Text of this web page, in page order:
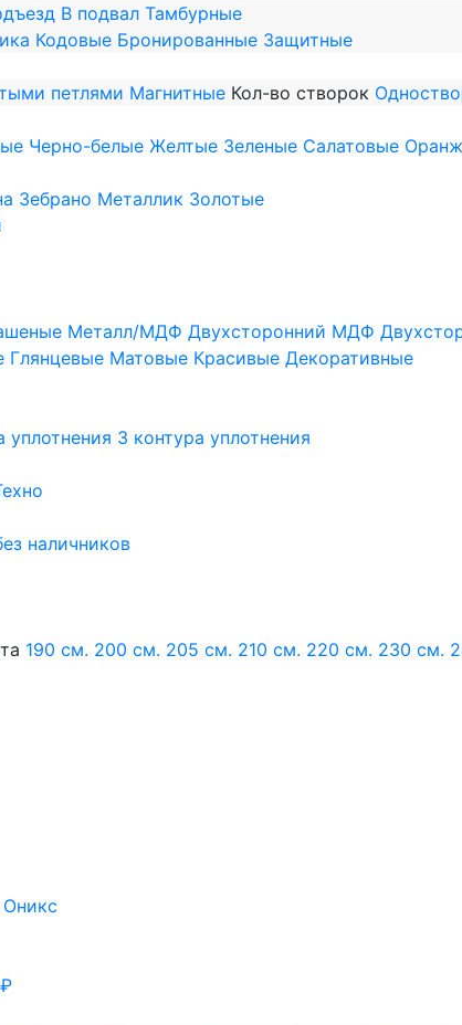
В подвал Тамбурные
Кодовые Бронированные Защитные
петлями Магнитные Кол-во створок
Черно-белые Желтые Зеленые Салатовые
Зебрано Металлик Золотые
Металл/МДФ Двухсторонний МДФ
Глянцевые Матовые Красивые Декоративные
уплотнения 3 контура уплотнения
наличников
190 см. 200 см. 205 см. 210 см. 220 см. 230 см.
Оникс